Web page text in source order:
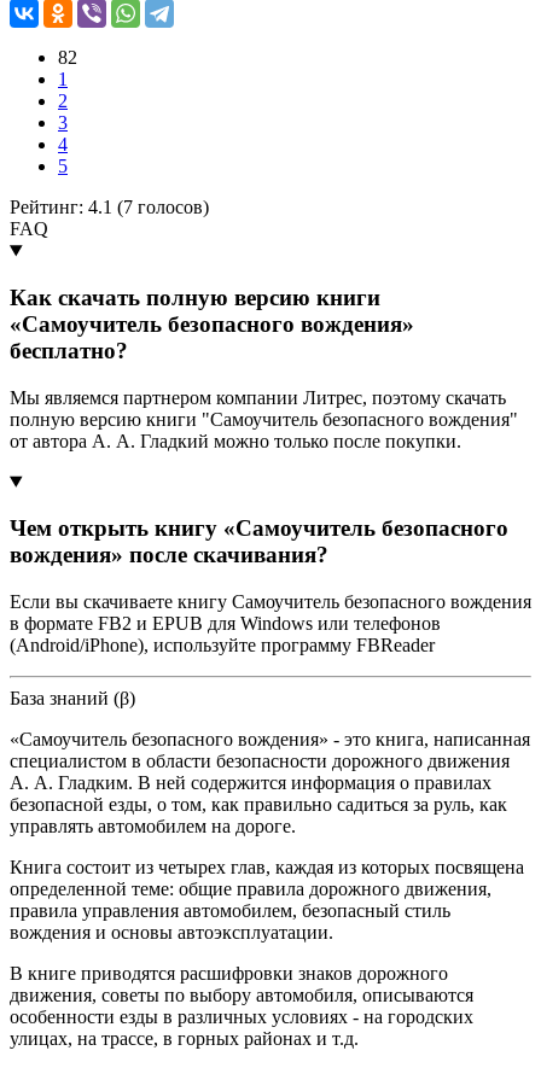
82
1
2
3
4
5
Рейтинг: 4.1 (7 голосов)
FAQ
Как скачать полную версию книги
«Самоучитель безопасного вождения»
бесплатно?
Мы являемся партнером компании Литрес, поэтому скачать
полную версию книги "Самоучитель безопасного вождения"
от автора А. А. Гладкий можно только после покупки.
Чем открыть книгу «Самоучитель безопасного
вождения» после скачивания?
Если вы скачиваете книгу Самоучитель безопасного вождения
в формате FB2 и EPUB для Windows или телефонов
(Android/iPhone), используйте программу FBReader
База знаний (β)
«Самоучитель безопасного вождения» - это книга, написанная
специалистом в области безопасности дорожного движения
А. А. Гладким. В ней содержится информация о правилах
безопасной езды, о том, как правильно садиться за руль, как
управлять автомобилем на дороге.
Книга состоит из четырех глав, каждая из которых посвящена
определенной теме: общие правила дорожного движения,
правила управления автомобилем, безопасный стиль
вождения и основы автоэксплуатации.
В книге приводятся расшифровки знаков дорожного
движения, советы по выбору автомобиля, описываются
особенности езды в различных условиях - на городских
улицах, на трассе, в горных районах и т.д.